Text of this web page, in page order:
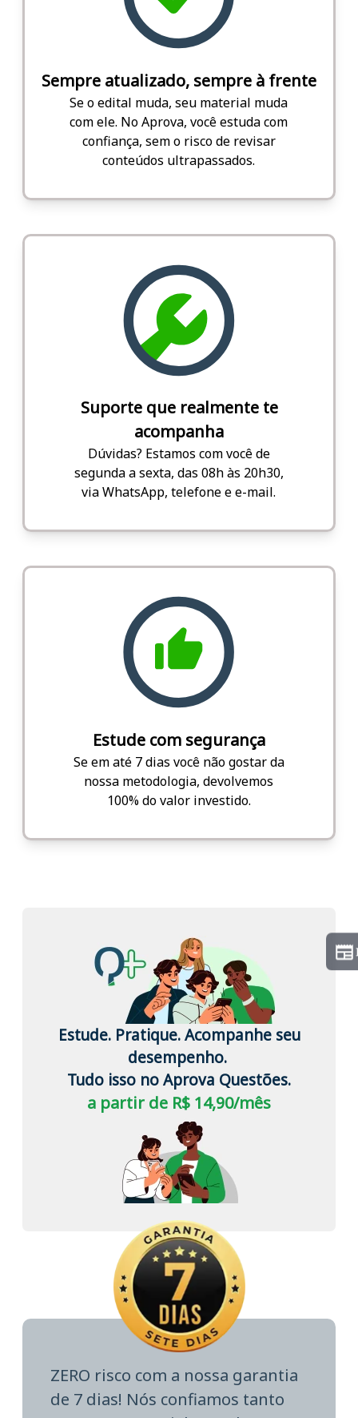
Sempre atualizado, sempre à frente
Se o edital muda, seu material muda
com ele. No Aprova, você estuda com
confiança, sem o risco de revisar
conteúdos ultrapassados.
Suporte que realmente te
acompanha
Dúvidas? Estamos com você de
segunda a sexta, das 08h às 20h30,
via WhatsApp, telefone e e-mail.
Estude com segurança
Se em até 7 dias você não gostar da
nossa metodologia, devolvemos
100% do valor investido.
Estude. Pratique. Acompanhe seu
desempenho.
Tudo isso no Aprova Questões.
a partir de R$ 14,90/mês
ZERO risco com a nossa garantia
de 7 dias! Nós confiamos tanto